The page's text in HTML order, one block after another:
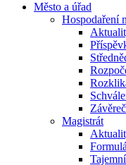
Město a úřad
Hospodaření
Magistrát